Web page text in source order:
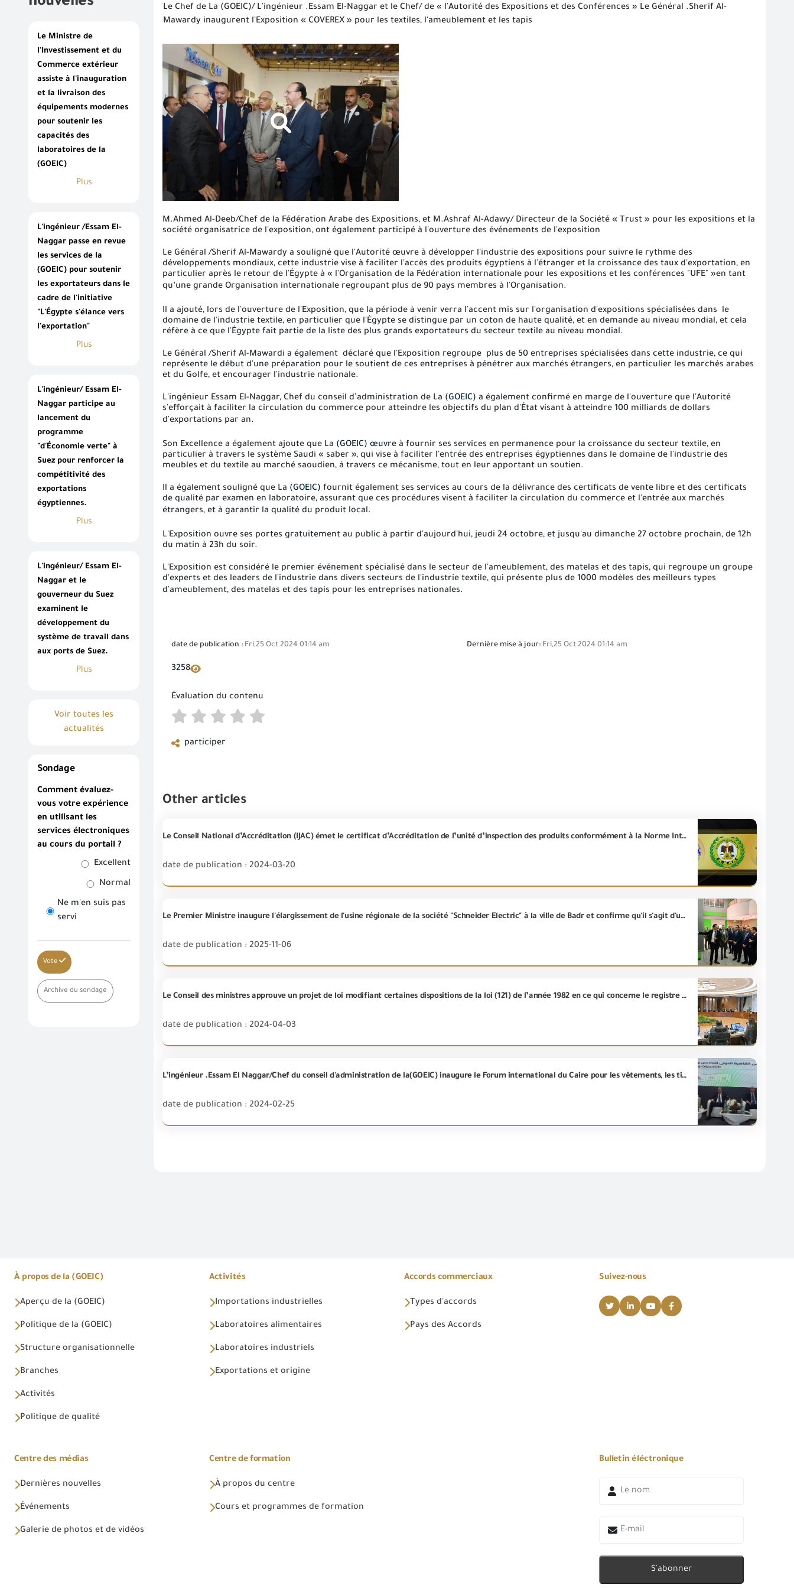
Le Ministre de
l'Investissement et du
Commerce extérieur
assiste à l'inauguration
et la livraison des
équipements modernes
pour soutenir les
capacités des
laboratoires de la
(GOEIC)
Plus
L'ingénieur /Essam El-
Naggar passe en revue
les services de la
(GOEIC) pour soutenir
les exportateurs dans le
cadre de l'initiative
"L'Égypte s'élance vers
l'exportation"
Plus
L'ingénieur/ Essam El-
Naggar participe au
lancement du
programme
"d'Économie verte" à
Suez pour renforcer la
compétitivité des
exportations
égyptiennes.
Plus
L'ingénieur/ Essam El-
Naggar et le
gouverneur du Suez
examinent le
développement du
système de travail dans
aux ports de Suez.
Plus
Voir toutes les
actualités
Sondage
Comment évaluez-
vous votre expérience
en utilisant les
services électroniques
au cours du portail ?
Excellent
Normal
Ne m'en suis pas
servi
Vote
Archive du sondage
Le Chef de La (GOEIC)/ L'ingénieur .Essam El-Naggar et le Chef/ de « l'Autorité des Expositions et des Conférences » Le Général .Sherif Al-
Mawardy inaugurent l'Exposition « COVEREX » pour les textiles, l'ameublement et les tapis
M.Ahmed Al-Deeb/Chef de la Fédération Arabe des Expositions, et M.Ashraf Al-Adawy/ Directeur de la Société « Trust » pour les expositions et la
société organisatrice de l'exposition, ont également participé à l'ouverture des événements de l'exposition
Le Général /Sherif Al-Mawardy a souligné que l'Autorité œuvre à développer l'industrie des expositions pour suivre le rythme des
développements mondiaux, cette industrie vise à faciliter l'accès des produits égyptiens à l'étranger et la croissance des taux d'exportation, en
particulier après le retour de l'Égypte à « l'Organisation de la Fédération internationale pour les expositions et les conférences "UFE" »en tant
qu’une grande Organisation internationale regroupant plus de 90 pays membres à l'Organisation.
Il a ajouté, lors de l'ouverture de l'Exposition, que la période à venir verra l'accent mis sur l'organisation d'expositions spécialisées dans le
domaine de l'industrie textile, en particulier que l'Égypte se distingue par un coton de haute qualité, et en demande au niveau mondial, et cela
réfère à ce que l'Égypte fait partie de la liste des plus grands exportateurs du secteur textile au niveau mondial.
Le Général /Sherif Al-Mawardi a également déclaré que l'Exposition regroupe plus de 50 entreprises spécialisées dans cette industrie, ce qui
représente le début d'une préparation pour le soutient de ces entreprises à pénétrer aux marchés étrangers, en particulier les marchés arabes
et du Golfe, et encourager l'industrie nationale.
L'ingénieur Essam El-Naggar, Chef du conseil d’administration de La (GOEIC) a également confirmé en marge de l'ouverture que l'Autorité
s'efforçait à faciliter la circulation du commerce pour atteindre les objectifs du plan d'État visant à atteindre 100 milliards de dollars
d'exportations par an.
Son Excellence a également ajoute que La (GOEIC) œuvre à fournir ses services en permanence pour la croissance du secteur textile, en
particulier à travers le système Saudi « saber », qui vise à faciliter l'entrée des entreprises égyptiennes dans le domaine de l'industrie des
meubles et du textile au marché saoudien, à travers ce mécanisme, tout en leur apportant un soutien.
Il a également souligné que La (GOEIC) fournit également ses services au cours de la délivrance des certificats de vente libre et des certificats
de qualité par examen en laboratoire, assurant que ces procédures visent à faciliter la circulation du commerce et l'entrée aux marchés
étrangers, et à garantir la qualité du produit local.
L'Exposition ouvre ses portes gratuitement au public à partir d'aujourd'hui, jeudi 24 octobre, et jusqu'au dimanche 27 octobre prochain, de 12h
du matin à 23h du soir.
L'Exposition est considéré le premier événement spécialisé dans le secteur de l'ameublement, des matelas et des tapis, qui regroupe un groupe
d'experts et des leaders de l'industrie dans divers secteurs de l'industrie textile, qui présente plus de 1000 modèles des meilleurs types
d'ameublement, des matelas et des tapis pour les entreprises nationales.
date de publication : Fri,25 Oct 2024 01:14 am Dernière mise à jour: Fri,25 Oct 2024 01:14 am
3258
Évaluation du contenu
participer
Other articles
Le Conseil National d’Accréditation (IJAC) émet le certificat d’Accréditation de l’unité d’inspection des produits conformément à la Norme Internationale (ISO/IEC 17020 :2012) dans le domaine de l’inspection pré-expédition des produits finis et du retrait des échantillons
date de publication : 2024-03-20
Le Premier Ministre inaugure l'élargissement de l'usine régionale de la société "Schneider Electric" à la ville de Badr et confirme qu'il s'agit d'une nouvelle étape ajoutée aux achévements du secteur industriel égyptien et reflète la confiance croissante des investisseurs mondiaux au climat d'investissement égyptien .
date de publication : 2025-11-06
Le Conseil des ministres approuve un projet de loi modifiant certaines dispositions de la loi (121) de l’année 1982 en ce qui concerne le registre des importateurs
date de publication : 2024-04-03
L’ingénieur .Essam El Naggar/Chef du conseil d'administration de la(GOEIC) inaugure le Forum international du Caire pour les vêtements, les tissus et les fournitures de production.
date de publication : 2024-02-25
À propos de la (GOEIC)
Aperçu de la (GOEIC)
Politique de la (GOEIC)
Structure organisationnelle
Branches
Activités
Politique de qualité
Activités
Importations industrielles
Laboratoires alimentaires
Laboratoires industriels
Exportations et origine
Accords commerciaux
Types d'accords
Pays des Accords
Suivez-nous
Centre des médias
Dernières nouvelles
Événements
Galerie de photos et de vidéos
Centre de formation
À propos du centre
Cours et programmes de formation
Bulletin éléctronique
S'abonner